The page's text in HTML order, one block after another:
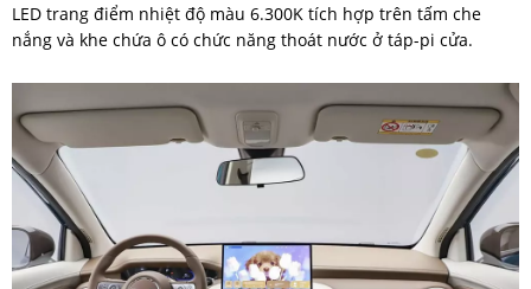
LED trang điểm nhiệt độ màu 6.300K tích hợp trên tấm che
nắng và khe chứa ô có chức năng thoát nước ở táp-pi cửa.